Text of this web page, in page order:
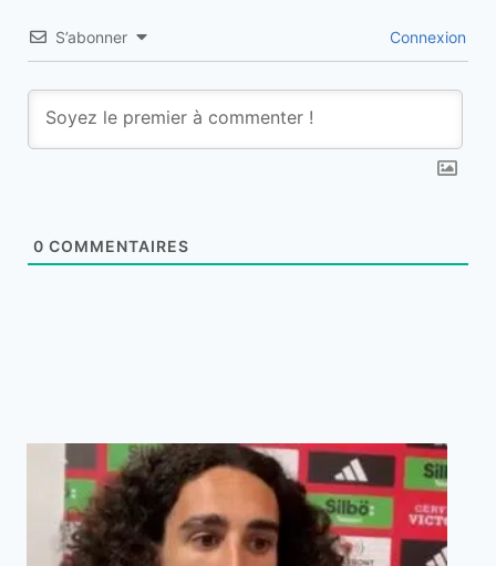
S’abonner Connexion
0 COMMENTAIRES